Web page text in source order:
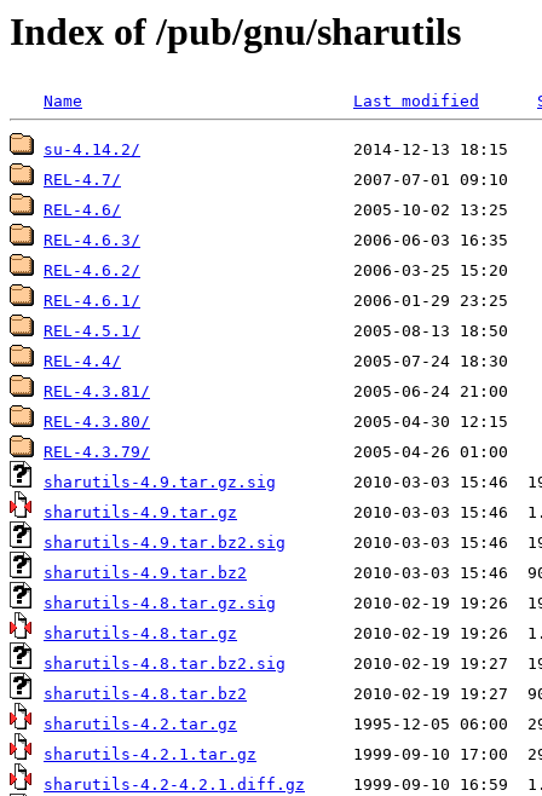
Index of /pub/gnu/sharutils
Name Last modified
su-4.14.2/
REL-4.7/
REL-4.6/
REL-4.6.3/
REL-4.6.2/
REL-4.6.1/
REL-4.5.1/
REL-4.4/
REL-4.3.81/
REL-4.3.80/
REL-4.3.79/
sharutils-4.9.tar.gz.sig
sharutils-4.9.tar.gz
sharutils-4.9.tar.bz2.sig
sharutils-4.9.tar.bz2
sharutils-4.8.tar.gz.sig
sharutils-4.8.tar.gz
sharutils-4.8.tar.bz2.sig
sharutils-4.8.tar.bz2
sharutils-4.2.tar.gz
sharutils-4.2.1.tar.gz
sharutils-4.2-4.2.1.diff.gz